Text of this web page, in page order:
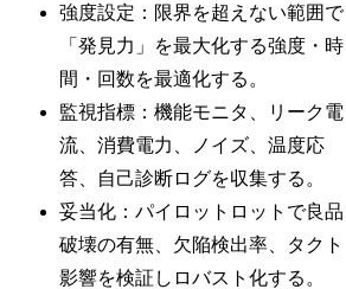
強度設定：限界を超えない範囲で
「発見力」を最大化する強度・時
間・回数を最適化する。
監視指標：機能モニタ、リーク電
流、消費電力、ノイズ、温度応
答、自己診断ログを収集する。
妥当化：パイロットロットで良品
破壊の有無、欠陥検出率、タクト
影響を検証しロバスト化する。